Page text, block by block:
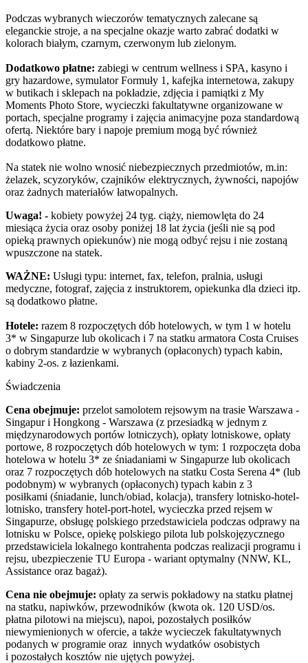
Podczas wybranych wieczorów tematycznych zalecane są
eleganckie stroje, a na specjalne okazje warto zabrać dodatki w
kolorach białym, czarnym, czerwonym lub zielonym.
Dodatkowo płatne: zabiegi w centrum wellness i SPA, kasyno i
gry hazardowe, symulator Formuły 1, kafejka internetowa, zakupy
w butikach i sklepach na pokładzie, zdjęcia i pamiątki z My
Moments Photo Store, wycieczki fakultatywne organizowane w
portach, specjalne programy i zajęcia animacyjne poza standardową
ofertą. Niektóre bary i napoje premium mogą być również
dodatkowo płatne.
Na statek nie wolno wnosić niebezpiecznych przedmiotów, m.in:
żelazek, scyzoryków, czajników elektrycznych, żywności, napojów
oraz żadnych materiałów łatwopalnych.
Uwaga! - kobiety powyżej 24 tyg. ciąży, niemowlęta do 24
miesiąca życia oraz osoby poniżej 18 lat życia (jeśli nie są pod
opieką prawnych opiekunów) nie mogą odbyć rejsu i nie zostaną
wpuszczone na statek.
WAŻNE: Usługi typu: internet, fax, telefon, pralnia, usługi
medyczne, fotograf, zajęcia z instruktorem, opiekunka dla dzieci itp.
są dodatkowo płatne.
Hotele: razem 8 rozpoczętych dób hotelowych, w tym 1 w hotelu
3* w Singapurze lub okolicach i 7 na statku armatora Costa Cruises
o dobrym standardzie w wybranych (opłaconych) typach kabin,
kabiny 2-os. z łazienkami.
Świadczenia
Cena obejmuje: przelot samolotem rejsowym na trasie Warszawa -
Singapur i Hongkong - Warszawa (z przesiadką w jednym z
międzynarodowych portów lotniczych), opłaty lotniskowe, opłaty
portowe, 8 rozpoczętych dób hotelowych w tym: 1 rozpoczęta doba
hotelowa w hotelu 3* ze śniadaniami w Singapurze lub okolicach
oraz 7 rozpoczętych dób hotelowych na statku Costa Serena 4* (lub
podobnym) w wybranych (opłaconych) typach kabin z 3
posiłkami (śniadanie, lunch/obiad, kolacja), transfery lotnisko-hotel-
lotnisko, transfery hotel-port-hotel, wycieczka przed rejsem w
Singapurze, obsługę polskiego przedstawiciela podczas odprawy na
lotnisku w Polsce, opiekę polskiego pilota lub polskojęzycznego
przedstawiciela lokalnego kontrahenta podczas realizacji programu i
rejsu, ubezpieczenie TU Europa - wariant optymalny (NNW, KL,
Assistance oraz bagaż).
Cena nie obejmuje: opłaty za serwis pokładowy na statku płatnej
na statku, napiwków, przewodników (kwota ok. 120 USD/os.
płatna pilotowi na miejscu), napoi, pozostałych posiłków
niewymienionych w ofercie, a także wycieczek fakultatywnych
podanych w programie oraz innych wydatków osobistych
i pozostałych kosztów nie ujętych powyżej.